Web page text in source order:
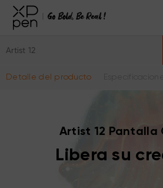
Artist 12
Detalle del producto
Artist 12 Pantalla
Libera su